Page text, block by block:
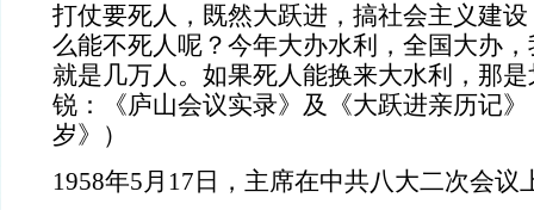
打仗要死人，既然大跃进，搞社会主义建
么能不死人呢？今年大办水利，全国大办
就是几万人。如果死人能换来大水利，那
锐：《庐山会议实录》及《大跃进亲历记
岁》）
1958年5月17日，主席在中共八大二次会议